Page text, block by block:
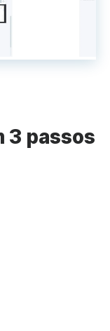
3 passos